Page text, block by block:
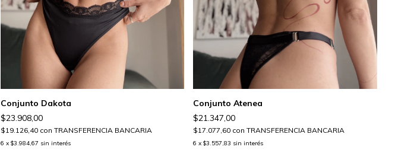
Conjunto Dakota
$23.908,00
$19.126,40 con TRANSFERENCIA BANCARIA
6 x $3.984,67 sin interés
Conjunto Atenea
$21.347,00
$17.077,60 con TRANSFERENCIA BANCARIA
6 x$3.557,83 sin interés